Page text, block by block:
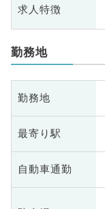
求人特徴
勤務地
勤務地
最寄り駅
自動車通勤